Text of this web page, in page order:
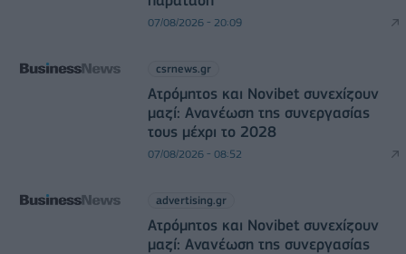
07/08/2026 - 20:09
csrnews.gr
Ατρόμητος και Novibet συνεχίζουν
μαζί: Ανανέωση της συνεργασίας
τους μέχρι το 2028
07/08/2026 - 08:52
advertising.gr
Ατρόμητος και Novibet συνεχίζουν
μαζί: Ανανέωση της συνεργασίας